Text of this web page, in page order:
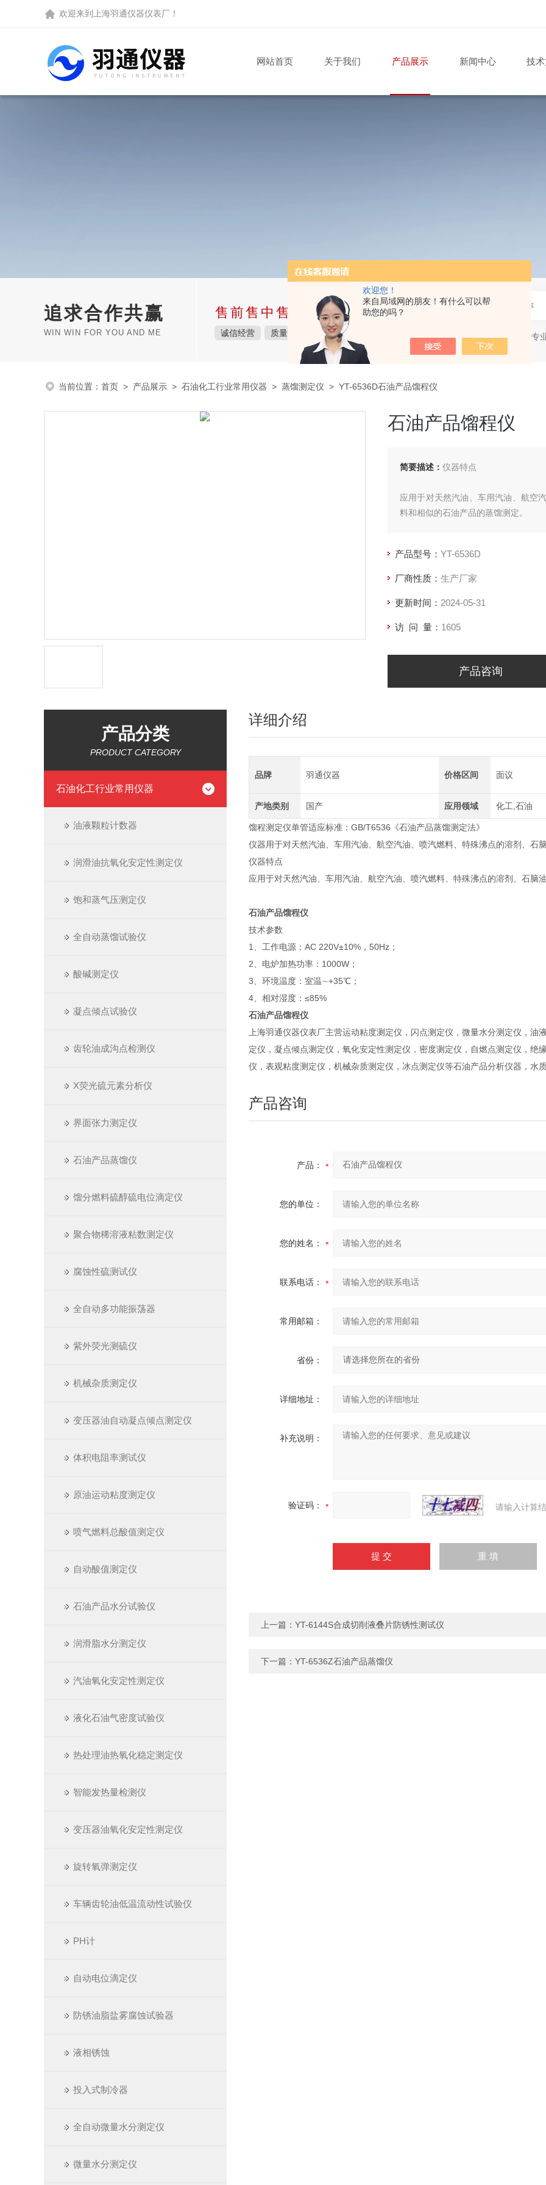
欢迎您！
来自局域网的朋友！有什么可以帮
助您的吗？
欢迎来到 上海羽通仪器仪表厂 ！
网站首页 关于我们 产品展示 新闻中心 技
追求合作共赢
WIN WIN FOR YOU AND ME
售前售中售后完整的服务体系
诚信经营 质量保障 价格实惠 热门关键词：石油产品专
当前位置： 首页 > 产品展示 > 石油化工行业常用仪器 > 蒸馏测定仪 > YT-6536D石油产品馏程仪
石油产品馏程仪
简要描述： 仪器特点
应用于对天然汽油、车用汽油、航空
料和相似的石油产品的蒸馏测定。
石油产品馏程仪
产品型号： YT-6536D
厂商性质： 生产厂家
更新时间： 2024-05-31
访 问 量： 1605
产品咨询
产品分类
PRODUCT CATEGORY
石油化工行业常用仪器
油液颗粒计数器
润滑油抗氧化安定性测定仪
饱和蒸气压测定仪
全自动蒸馏试验仪
酸碱测定仪
凝点倾点试验仪
齿轮油成沟点检测仪
X荧光硫元素分析仪
界面张力测定仪
石油产品蒸馏仪
馏分燃料硫醇硫电位滴定仪
聚合物稀溶液粘数测定仪
腐蚀性硫测试仪
全自动多功能振荡器
紫外荧光测硫仪
机械杂质测定仪
变压器油自动凝点倾点测定仪
体积电阻率测试仪
原油运动粘度测定仪
喷气燃料总酸值测定仪
自动酸值测定仪
石油产品水分试验仪
润滑脂水分测定仪
汽油氧化安定性测定仪
液化石油气密度试验仪
热处理油热氧化稳定测定仪
智能发热量检测仪
变压器油氧化安定性测定仪
旋转氧弹测定仪
车辆齿轮油低温流动性试验仪
PH计
自动电位滴定仪
防锈油脂盐雾腐蚀试验器
液相锈蚀
投入式制冷器
全自动微量水分测定仪
微量水分测定仪
详细介绍
品牌 羽通仪器 价格区间 面议
产地类别 国产 应用领域 化工,石油
馏程测定仪单管适应标准：GB/T6536《石油产品蒸馏测定法》
仪器用于对天然汽油、车用汽油、航空汽油、喷汽燃料、特殊沸点的溶剂、石
仪器特点
应用于对天然汽油、车用汽油、航空汽油、喷汽燃料、特殊沸点的溶剂、石脑
石油产品馏程仪
技术参数
1、工作电源：AC 220V±10%，50Hz；
2、电炉加热功率：1000W；
3、环境温度：室温∼+35℃；
4、相对湿度：≤85%
石油产品馏程仪
上海羽通仪器仪表厂主营运动粘度测定仪，闪点测定仪，微量水分测定仪，
定仪，凝点倾点测定仪，氧化安定性测定仪，密度测定仪，自燃点测定仪，
仪，表观粘度测定仪，机械杂质测定仪，冰点测定仪等石油产品分析仪器，水
产品咨询
产品：
您的单位：
您的姓名：
联系电话：
常用邮箱：
省份：
详细地址：
补充说明：
验证码： 请输入计算
上一篇： YT-6144S合成切削液叠片防锈性测试仪
下一篇： YT-6536Z石油产品蒸馏仪